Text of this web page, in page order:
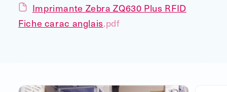
Imprimante Zebra ZQ630 Plus RFID
Fiche carac anglais.pdf